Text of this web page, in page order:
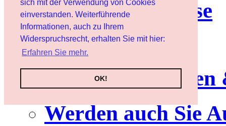
sich mit der Verwendung von Cookies
einverstanden. Weiterführende
Informationen, auch zu Ihrem
Widerspruchsrecht, erhalten Sie mit hier:
Erfahren Sie mehr.
OK!
Nutzungshinweise
Service
Werden auch Sie